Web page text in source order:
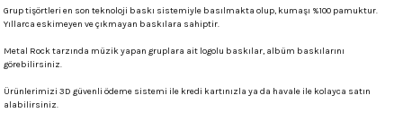
Grup tişörtleri en son teknoloji baskı sistemiyle basılmakta olup, kumaşı %100 pamuktur.
Yıllarca eskimeyen ve çıkmayan baskılara sahiptir.
Metal Rock tarzında müzik yapan gruplara ait logolu baskılar, albüm baskılarını
görebilirsiniz.
Ürünlerimizi 3D güvenli ödeme sistemi ile kredi kartınızla ya da havale ile kolayca satın
alabilirsiniz.